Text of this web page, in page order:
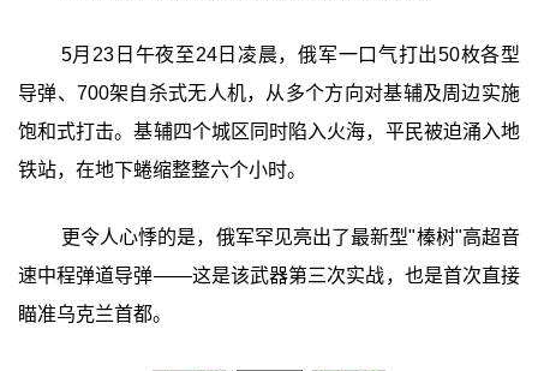
5月23日午夜至24日凌晨，俄军一口气打出50枚各型
导弹、700架自杀式无人机，从多个方向对基辅及周边实施
饱和式打击。基辅四个城区同时陷入火海，平民被迫涌入地
铁站，在地下蜷缩整整六个小时。
更令人心悸的是，俄军罕见亮出了最新型"榛树"高超音
速中程弹道导弹——这是该武器第三次实战，也是首次直接
瞄准乌克兰首都。